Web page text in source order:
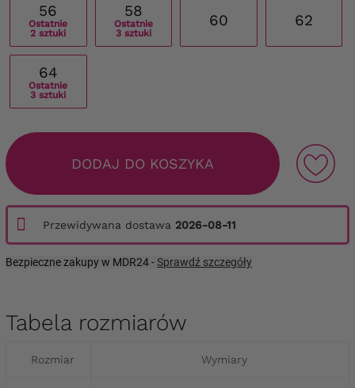
56
Ostatnie
2 sztuki
58
Ostatnie
3 sztuki
60 62
64
Ostatnie
3 sztuki
DODAJ DO KOSZYKA
Przewidywana dostawa 2026-08-11
Bezpieczne zakupy w MDR24 -Sprawdź szczegóły
Tabela rozmiarów
Rozmiar Wymiary